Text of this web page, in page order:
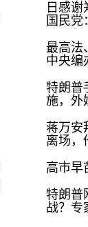
日感谢
国民党
最高法
中央编
特朗普
施，外
蒋万安
离场，
高市早
特朗普
战？专